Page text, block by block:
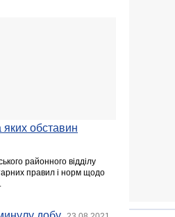
яких обставин
районного відділу
правил і норм щодо